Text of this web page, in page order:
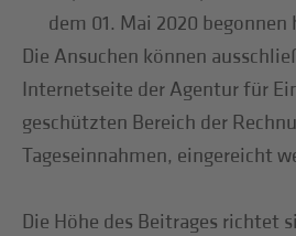
dem 01. Mai 2020 begonnen
Die Ansuchen können
Internetseite der Agentur für
geschützten Bereich der
Tageseinnahmen, eingereicht
Die Höhe des Beitrages richtet